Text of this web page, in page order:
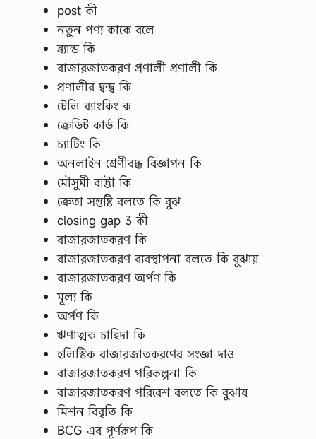
post কী
নতুন পণ্য কাকে বলে
ব্র্যান্ড কি
বাজারজাতকরণ প্রণালী প্রণালী কি
প্রণালীর দ্বন্দ্ব কি
টেলি ব্যাংকিং ক
ক্রেডিট কার্ড কি
চ্যাটিং কি
অনলাইন শ্রেণীবদ্ধ বিজ্ঞাপন কি
মৌসুমী বাট্টা কি
ক্রেতা সন্তুষ্টি বলতে কি বুঝ
closing gap 3 কী
বাজারজাতকরণ কি
বাজারজাতকরণ ব্যবস্থাপনা বলতে কি বুঝায়
বাজারজাতকরণ অর্পণ কি
মূল্য কি
অর্পণ কি
ঋণাত্মক চাহিদা কি
হলিস্টিক বাজারজাতকরণের সংজ্ঞা দাও
বাজারজাতকরণ পরিকল্পনা কি
বাজারজাতকরণ পরিবেশ বলতে কি বুঝায়
মিশন বিবৃতি কি
BCG এর পূর্ণরূপ কি